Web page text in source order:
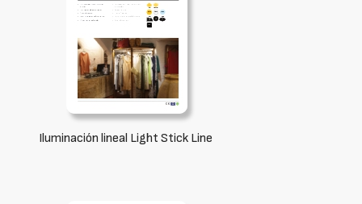
Iluminación lineal Light Stick Line